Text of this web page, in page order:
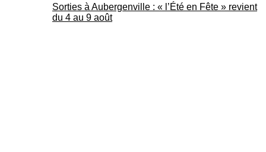
Sorties à Aubergenville : « l’Été en Fête » revient
du 4 au 9 août